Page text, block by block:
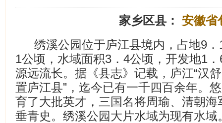
家乡区县： 安徽省
绣溪公园位于庐江县境内，占地9
1公顷，水域面积3．4公顷，开发地1
源远流长。据《县志》记载，庐江“汉
置庐江县”，迄今已有一千四百余年。
育了大批英才，三国名将周瑜、清朝
垂青史。绣溪公园大片水域为现有水